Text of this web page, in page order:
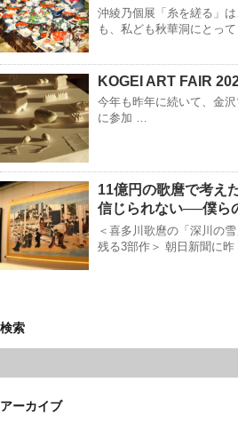
沖綾乃個展「糸を縒る」
も、私ども秋華洞にとっ
KOGEI ART FAIR
今年も昨年に続いて、金
に参加 …
11億円の歌麿で考え
信じられない──僕ら
＜喜多川歌麿の「深川の
残る3部作＞ 朝日新聞に
検索
アーカイブ